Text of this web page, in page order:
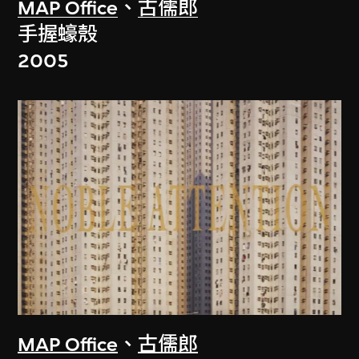
MAP Office 、 古儒郎
手握蠔殼
2005
MAP Office 、 古儒郎